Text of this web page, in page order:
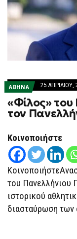
ΑΘΗΝΑ 25 ΑΠΡΙΛΊΟΥ,
«Φίλος» του
τον
Κοινοποιήστε
του Πανελλήνιου
ιστορικού
διασταύρωση